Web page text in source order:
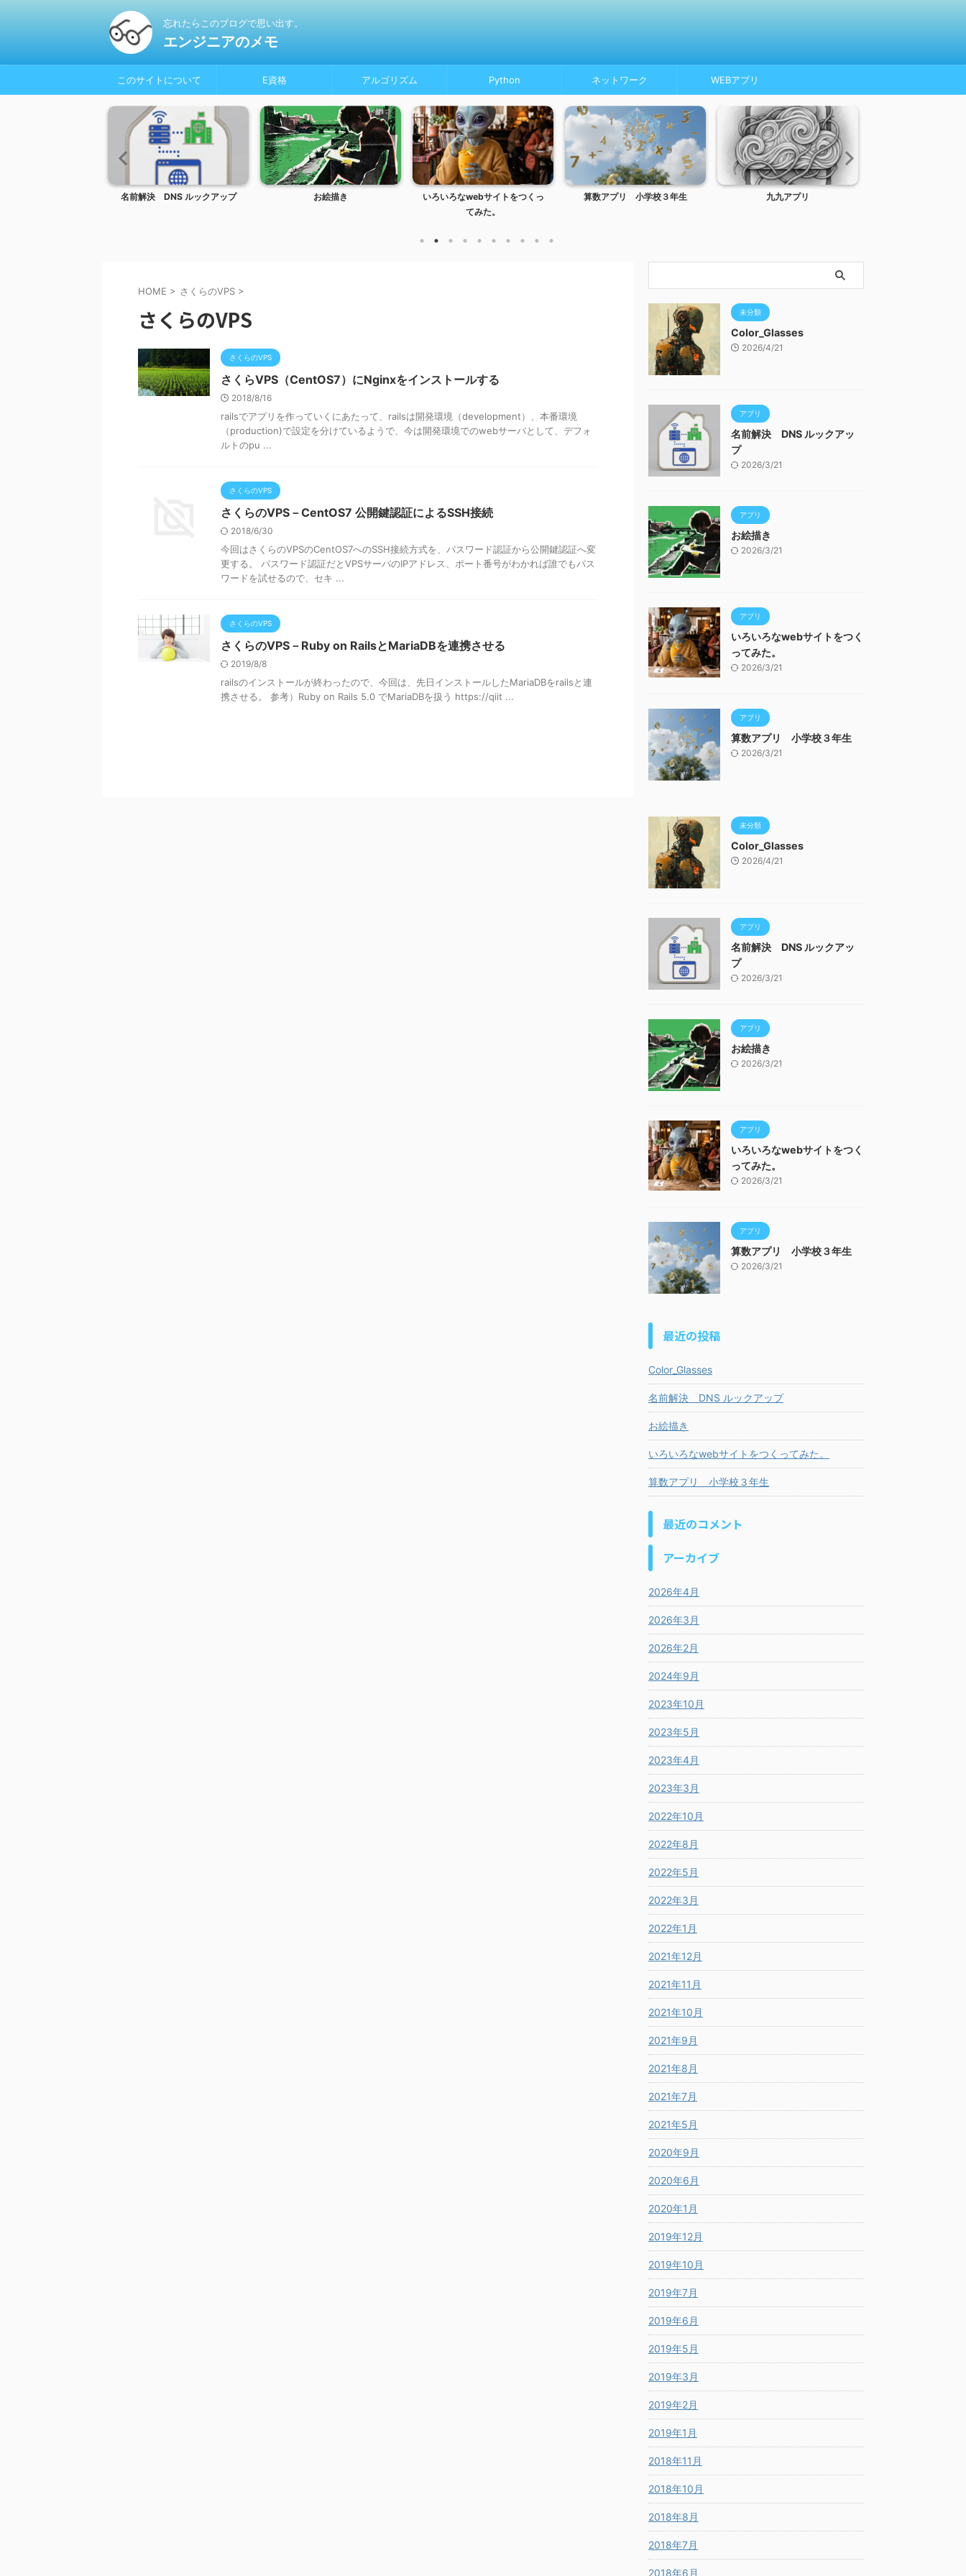
忘れたらこのブログで思い出す。
エンジニアのメモ
このサイトについて E資格 アルゴリズム Python ネットワーク WEBアプリ
名前解決 DNS ルックアップ お絵描き
いろいろなwebサイトをつくっ
てみた。
算数アプリ 小学校３年生 九九アプリ
HOME > さくらのVPS >
さくらのVPS
さくらのVPS
さくらVPS（CentOS7）にNginxをインストールする
2018/8/16
railsでアプリを作っていくにあたって、railsは開発環境（development）、本番環境
（production)で設定を分けているようで、今は開発環境でのwebサーバとして、デフォ
ルトのpu ...
さくらのVPS
さくらのVPS－CentOS7 公開鍵認証によるSSH接続
2018/6/30
今回はさくらのVPSのCentOS7へのSSH接続方式を、パスワード認証から公開鍵認証へ変
更する。 パスワード認証だとVPSサーバのIPアドレス、ポート番号がわかれば誰でもパス
ワードを試せるので、セキ ...
さくらのVPS
さくらのVPS－Ruby on RailsとMariaDBを連携させる
2019/8/8
railsのインストールが終わったので、今回は、先日インストールしたMariaDBをrailsと連
携させる。 参考）Ruby on Rails 5.0 でMariaDBを扱う https://qiit ...
未分類
Color_Glasses
2026/4/21
アプリ
名前解決 DNS ルックアッ
プ
2026/3/21
アプリ
お絵描き
2026/3/21
アプリ
いろいろなwebサイトをつく
ってみた。
2026/3/21
アプリ
算数アプリ 小学校３年生
2026/3/21
未分類
Color_Glasses
2026/4/21
アプリ
名前解決 DNS ルックアッ
プ
2026/3/21
アプリ
お絵描き
2026/3/21
アプリ
いろいろなwebサイトをつく
ってみた。
2026/3/21
アプリ
算数アプリ 小学校３年生
2026/3/21
最近の投稿
Color_Glasses
名前解決 DNS ルックアップ
お絵描き
いろいろなwebサイトをつくってみた。
算数アプリ 小学校３年生
最近のコメント
アーカイブ
2026年4月
2026年3月
2026年2月
2024年9月
2023年10月
2023年5月
2023年4月
2023年3月
2022年10月
2022年8月
2022年5月
2022年3月
2022年1月
2021年12月
2021年11月
2021年10月
2021年9月
2021年8月
2021年7月
2021年5月
2020年9月
2020年6月
2020年1月
2019年12月
2019年10月
2019年7月
2019年6月
2019年5月
2019年3月
2019年2月
2019年1月
2018年11月
2018年10月
2018年8月
2018年7月
2018年6月